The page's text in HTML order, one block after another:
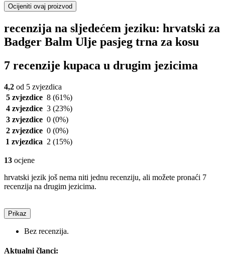
Ocijeniti ovaj proizvod
recenzija na sljedećem jeziku: hrvatski za
Badger Balm Ulje pasjeg trna za kosu
7 recenzije kupaca u drugim jezicima
4,2 od 5 zvjezdica
5 zvjezdice 8 (61%)
4 zvjezdice 3 (23%)
3 zvjezdice 0 (0%)
2 zvjezdice 0 (0%)
1 zvjezdica 2 (15%)
13 ocjene
hrvatski jezik još nema niti jednu recenziju, ali možete pronaći 7
recenzija na drugim jezicima.
Prikaz
Bez recenzija.
Aktualni članci: